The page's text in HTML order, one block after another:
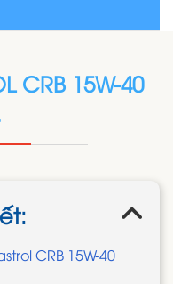
CRB 15W-40
CRB 15W-40